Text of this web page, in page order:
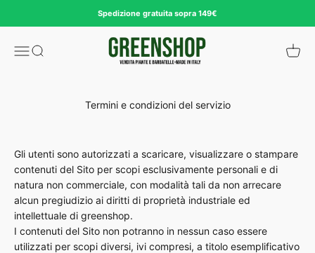
Spedizione gratuita sopra 149€
Ouvrir la navigation
Ouvrir la recherche
Greenshop
Voir
Termini e condizioni del servizio
Gli utenti sono autorizzati a scaricare, visualizzare o stampare
contenuti del Sito per scopi esclusivamente personali e di
natura non commerciale, con modalità tali da non arrecare
alcun pregiudizio ai diritti di proprietà industriale ed
intellettuale di greenshop.
I contenuti del Sito non potranno in nessun caso essere
utilizzati per scopi diversi, ivi compresi, a titolo esemplificativo